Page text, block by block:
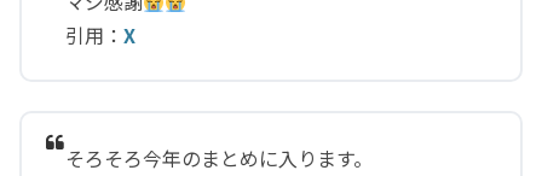
引用： X
そろそろ今年のまとめに入ります。